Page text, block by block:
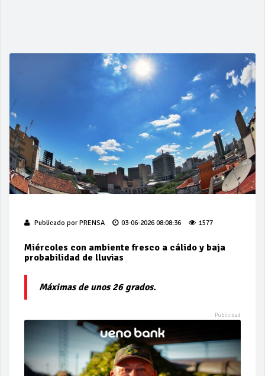
Publicado por PRENSA 03-06-2026 08:08:36 1577
Miércoles con ambiente fresco a cálido y baja
probabilidad de lluvias
Máximas de unos 26 grados.